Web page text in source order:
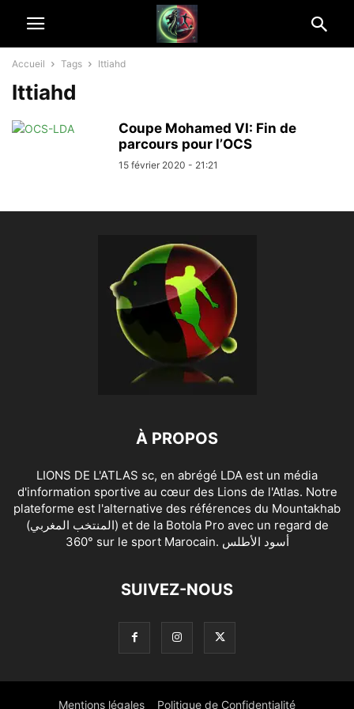
Accueil Tags Ittiahd
Ittiahd
Coupe Mohamed VI: Fin de
parcours pour l’OCS
15 février 2020 - 21:21
À PROPOS
LIONS DE L'ATLAS sc, en abrégé LDA est un média
d'information sportive au cœur des Lions de l'Atlas. Notre
plateforme est l'alternative des références du Mountakhab
(المنتخب المغربي) et de la Botola Pro avec un regard de
360° sur le sport Marocain. أسود الأطلس
SUIVEZ-NOUS
Mentions légales Politique de Confidentialité